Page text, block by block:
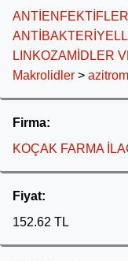
LINKOZAMİDLER
Makrolidler >
Firma:
KOÇAK FARMA
Fiyat:
152.62 TL